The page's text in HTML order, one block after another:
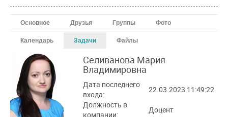
Основное Друзья Группы Фото
Календарь Задачи Файлы
Селиванова Мария
Владимировна
Дата последнего
входа:
22.03.2023 11:49:22
Должность в
компании:
Доцент